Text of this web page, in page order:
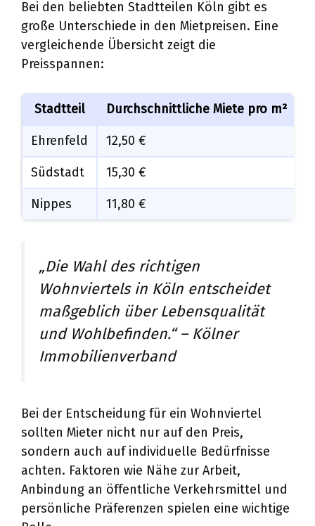
Bei den beliebten Stadtteilen Köln gibt es
große Unterschiede in den Mietpreisen. Eine
vergleichende Übersicht zeigt die
Preisspannen:
Stadtteil Durchschnittliche Miete pro m²
Ehrenfeld 12,50 €
Südstadt 15,30 €
Nippes 11,80 €
„Die Wahl des richtigen
Wohnviertels in Köln entscheidet
maßgeblich über Lebensqualität
und Wohlbefinden.“ – Kölner
Immobilienverband
Bei der Entscheidung für ein Wohnviertel
sollten Mieter nicht nur auf den Preis,
sondern auch auf individuelle Bedürfnisse
achten. Faktoren wie Nähe zur Arbeit,
Anbindung an öffentliche Verkehrsmittel und
persönliche Präferenzen spielen eine wichtige